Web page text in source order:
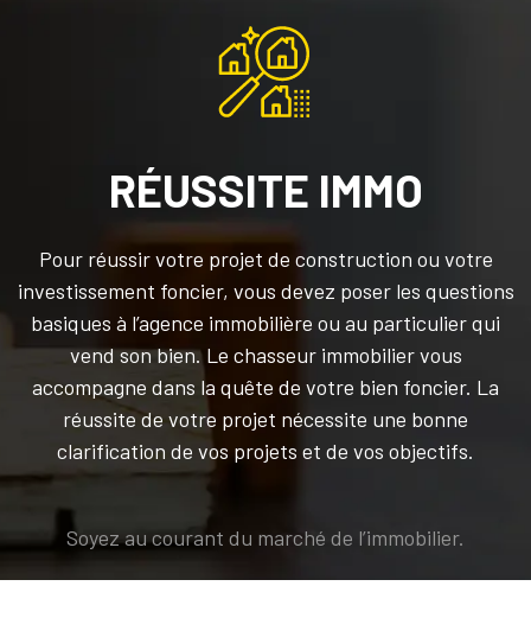
RÉUSSITE IMMO
Pour réussir votre projet de construction ou votre
investissement foncier, vous devez poser les questions
basiques à l’agence immobilière ou au particulier qui
vend son bien. Le chasseur immobilier vous
accompagne dans la quête de votre bien foncier. La
réussite de votre projet nécessite une bonne
clarification de vos projets et de vos objectifs.
Soyez au courant du marché de l’immobilier.